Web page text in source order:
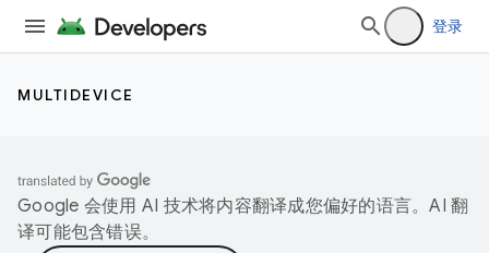
登录
MULTIDEVICE
Google 会使用 AI 技术将内容翻译成您偏好的语言。AI 翻
译可能包含错误。